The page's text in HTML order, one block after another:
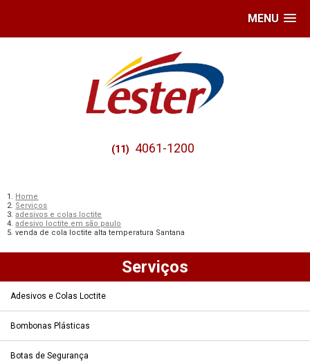
MENU
(11) 4061-1200
Home
Serviços
adesivos e colas loctite
adesivo loctite em são paulo
venda de cola loctite alta temperatura Santana
Serviços
Adesivos e Colas Loctite
Bombonas Plásticas
Botas de Segurança